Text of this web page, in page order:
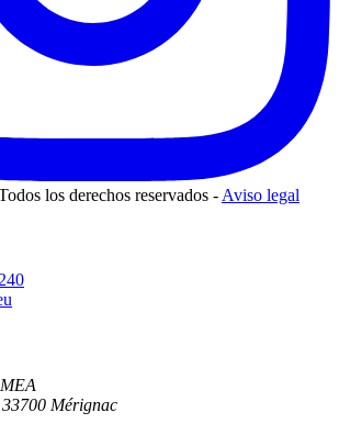
los derechos reservados - Aviso legal
Mérignac